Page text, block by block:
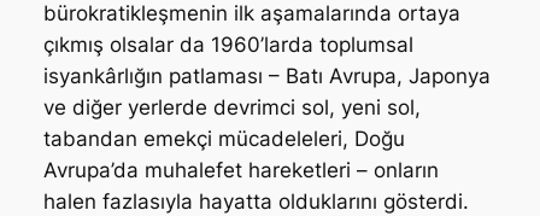
bürokratikleşmenin ilk aşamalarında ortaya
çıkmış olsalar da 1960’larda toplumsal
isyankârlığın patlaması – Batı Avrupa, Japonya
ve diğer yerlerde devrimci sol, yeni sol,
tabandan emekçi mücadeleleri, Doğu
Avrupa’da muhalefet hareketleri – onların
halen fazlasıyla hayatta olduklarını gösterdi.